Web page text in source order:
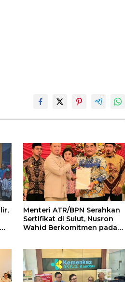
Menteri ATR/BPN Serahkan
Sertifikat di Sulut, Nusron
Wahid Berkomitmen pada
Selesai